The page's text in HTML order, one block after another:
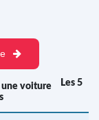
Les 5